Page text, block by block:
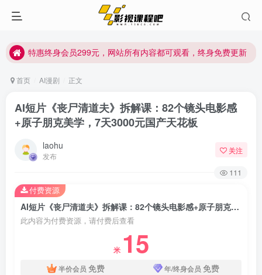
特惠终身会员299元，网站所有内容都可观看，终身免费更新
特惠终身会员299元，网站所有内容都可观看，终身免费更新
首页 AI漫剧 正文
AI短片《丧尸清道夫》拆解课：82个镜头电影感
+原子朋克美学，7天3000元国产天花板
laohu
发布
关注
111
AI短片《丧尸清道夫》拆解课：82个镜头电影感+原子朋克美学，7天3000元国产天花板
此内容为付费资源，请付费后查看
米 15
半价会员 免费 年/终身会员 免费
付费资源